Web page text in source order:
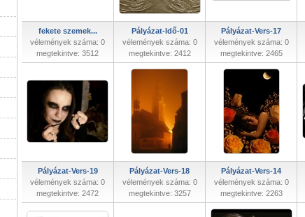
fekete szemek...
vélemények száma: 0
megtekintve: 3512
Pályázat-Idő-01
vélemények száma: 0
megtekintve: 2412
Pályázat-Vers-17
vélemények száma: 0
megtekintve: 2465
Pályázat-Vers-19
vélemények száma: 0
megtekintve: 2472
Pályázat-Vers-18
vélemények száma: 0
megtekintve: 3257
Pályázat-Vers-14
vélemények száma: 0
megtekintve: 2263